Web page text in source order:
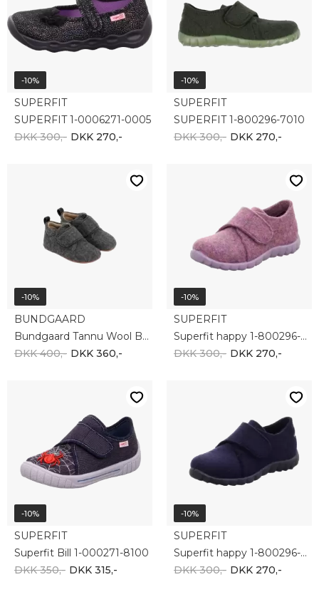
-10%
SUPERFIT
SUPERFIT 1-0006271-0005
DKK 300,- DKK 270,-
-10%
SUPERFIT
SUPERFIT 1-800296-7010
DKK 300,- DKK 270,-
-10%
BUNDGAARD
Bundgaard Tannu Wool BG601051-113
DKK 400,- DKK 360,-
-10%
SUPERFIT
Superfit happy 1-800296-8500
DKK 300,- DKK 270,-
-10%
SUPERFIT
Superfit Bill 1-000271-8100
DKK 350,- DKK 315,-
-10%
SUPERFIT
Superfit happy 1-800296-8010
DKK 300,- DKK 270,-